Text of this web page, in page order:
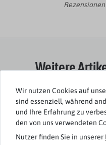
Weitere
-30%
Wir nutzen Cookies auf
sind essenziell, während
und Ihre Erfahrung zu
den von uns verwendeten
Nutzer finden Sie in unserer